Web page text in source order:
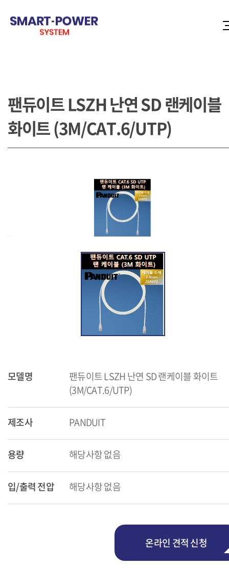
팬듀이트 LSZH 난연 SD 랜케이블
화이트 (3M/CAT.6/UTP)
모델명
팬듀이트 LSZH 난연 SD 랜케이블 화이트
(3M/CAT.6/UTP)
제조사 PANDUIT
용량 해당사항 없음
입/출력 전압 해당사항 없음
온라인 견적 신청